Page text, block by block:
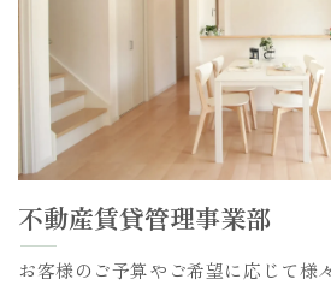
不動産賃貸管理事業部
お客様のご予算やご希望に応じて様